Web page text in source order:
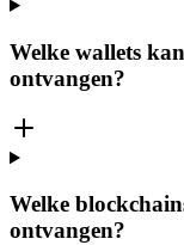
Welke wallets
ontvangen?
Welke
ontvangen?